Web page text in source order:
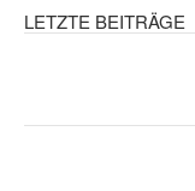
LETZTE BEITRÄGE